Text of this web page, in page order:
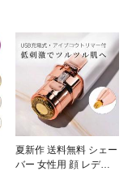
夏新作 送料無料 シェー
バー 女性用 顔 レディ